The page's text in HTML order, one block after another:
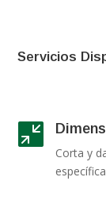
Servicios

Corta y